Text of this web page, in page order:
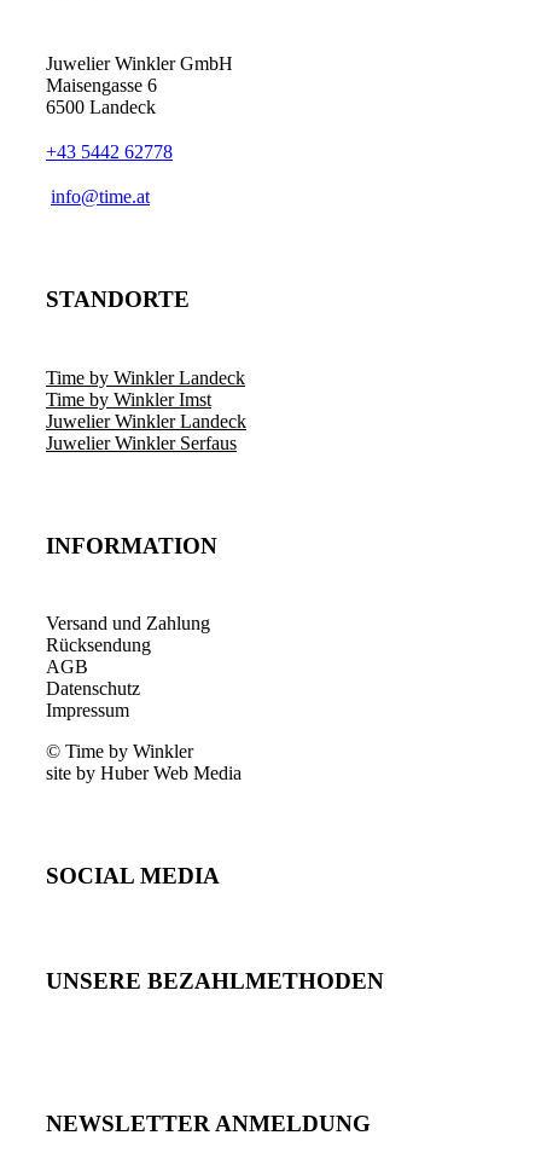
Juwelier Winkler GmbH
Maisengasse 6
6500 Landeck
+43 5442 62778
info@time.at
STANDORTE
Time by Winkler Landeck
Time by Winkler Imst
Juwelier Winkler Landeck
Juwelier Winkler Serfaus
INFORMATION
Versand und Zahlung
Rücksendung
AGB
Datenschutz
Impressum
© Time by Winkler
site by Huber Web Media
SOCIAL MEDIA
UNSERE BEZAHLMETHODEN
NEWSLETTER ANMELDUNG